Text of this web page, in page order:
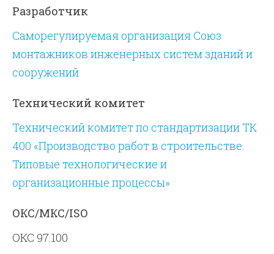
Разработчик
Саморегулируемая организация Союз
монтажников инженерных систем зданий и
сооружений
Технический комитет
Технический комитет по стандартизации ТК
400 «Производство работ в строительстве.
Типовые технологические и
организационные процессы»
ОКС/МКС/ISO
ОКС 97.100